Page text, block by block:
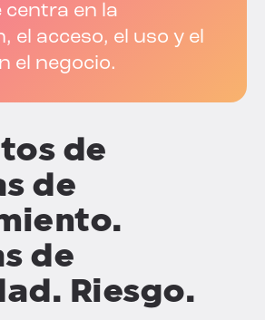
centra en la
el acceso, el uso y el
el negocio.
de
de
de
Riesgo.